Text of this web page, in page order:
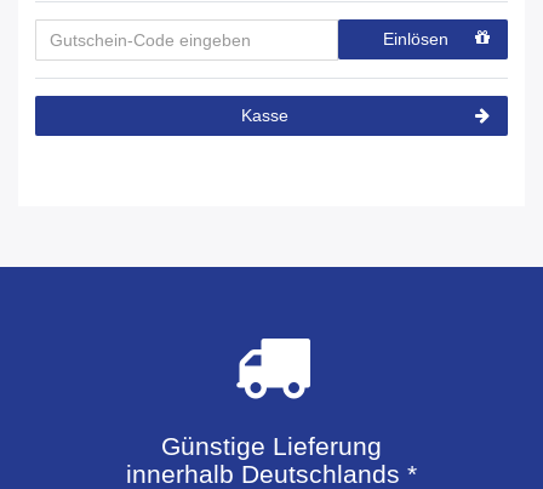
Einlösen
Kasse
Günstige Lieferung
innerhalb Deutschlands *